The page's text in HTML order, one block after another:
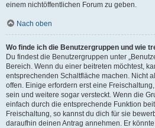
einem nichtöffentlichen Forum zu geben.
Nach oben
Wo finde ich die Benutzergruppen und wie
Du findest die Benutzergruppen unter
Bereich. Wenn du einer beitreten möchtest,
entsprechenden Schaltfläche machen. Nicht
offen. Einige erfordern erst eine
sein und weitere sogar versteckt. Wenn die
einfach durch die entsprechende Funktion
Freischaltung, so kannst du dich für sie
daraufhin deinen Antrag annehmen. Er